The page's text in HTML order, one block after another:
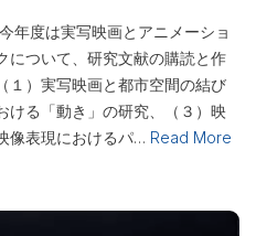
年度は実写映画とアニメーショ
について、研究文献の購読と作
１）実写映画と都市空間の結び
ける「動き」の研究、（３）映
像表現におけるパ… Read More